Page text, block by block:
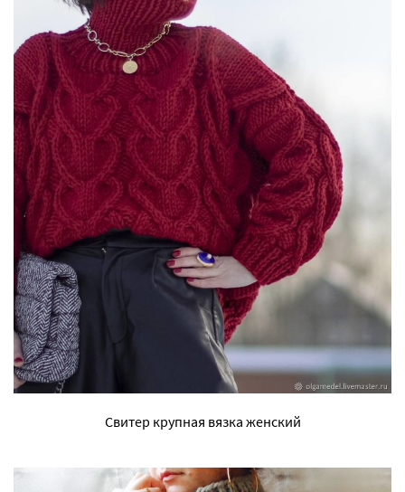
Свитер крупная вязка женский